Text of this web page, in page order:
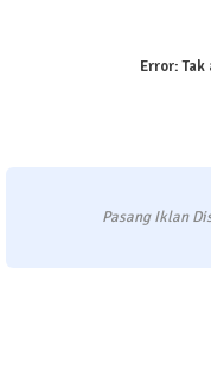
Error:Tak
Pasang Iklan